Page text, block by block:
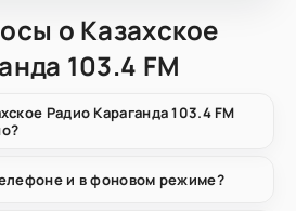
о Казахское
103.4 FM
Радио Караганда 103.4 FM
и в фоновом режиме?